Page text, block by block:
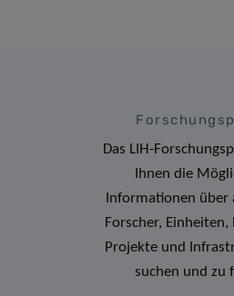
Das LIH-
Ihnen die
Informationen über
Forscher, Einheiten,
Projekte und
suchen und zu